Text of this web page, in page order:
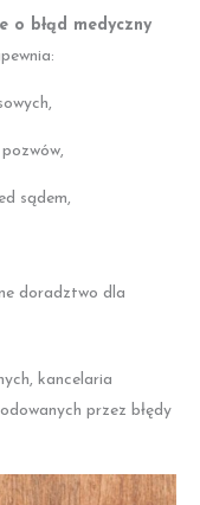
o błąd medyczny
sądem,
doradztwo dla
kancelaria
przez błędy